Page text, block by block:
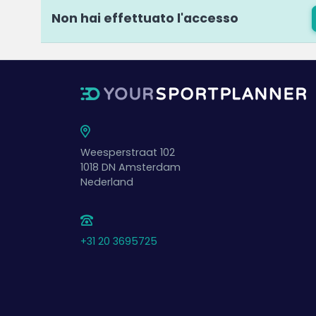
Non hai effettuato l'accesso
Weesperstraat 102
1018 DN Amsterdam
Nederland
+31 20 3695725